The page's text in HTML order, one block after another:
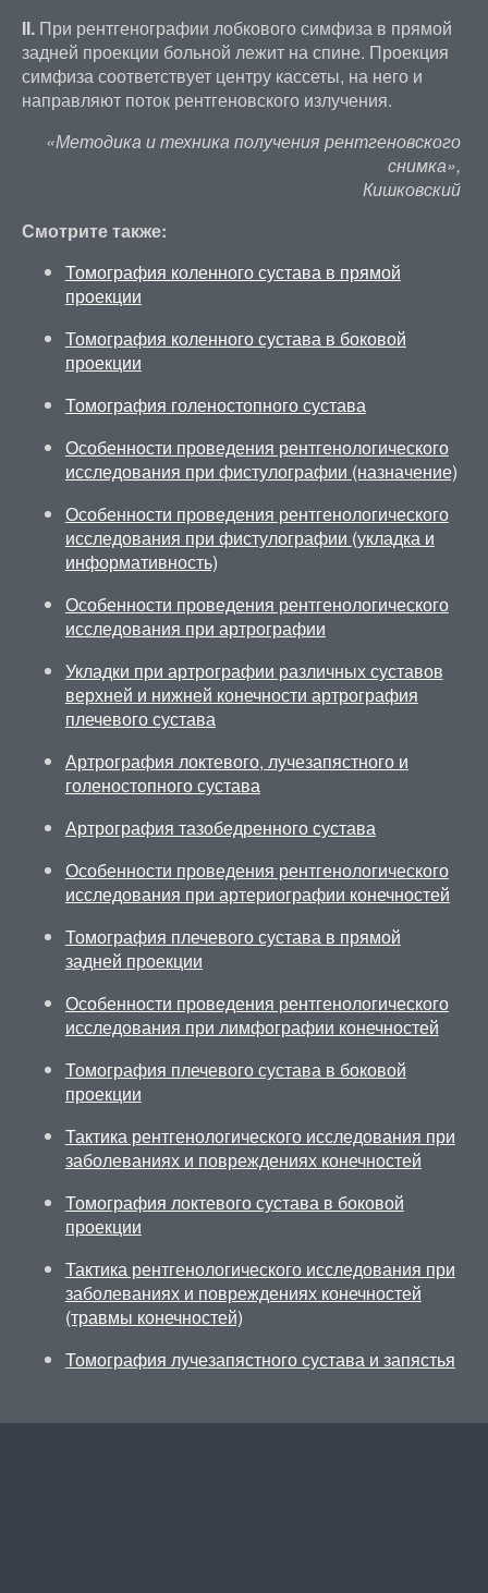
II. При рентгенографии лобкового симфиза в прямой
задней проекции больной лежит на спине. Проекция
симфиза соответствует центру кассеты, на него и
направляют поток рентгеновского излучения.
«Методика и техника получения рентгеновского
снимка»,
Кишковский
Смотрите также:
Томография коленного сустава в прямой
проекции
Томография коленного сустава в боковой
проекции
Томография голеностопного сустава
Особенности проведения рентгенологического
исследования при фистулографии (назначение)
Особенности проведения рентгенологического
исследования при фистулографии (укладка и
информативность)
Особенности проведения рентгенологического
исследования при артрографии
Укладки при артрографии различных суставов
верхней и нижней конечности артрография
плечевого сустава
Артрография локтевого, лучезапястного и
голеностопного сустава
Артрография тазобедренного сустава
Особенности проведения рентгенологического
исследования при артериографии конечностей
Томография плечевого сустава в прямой
задней проекции
Особенности проведения рентгенологического
исследования при лимфографии конечностей
Томография плечевого сустава в боковой
проекции
Тактика рентгенологического исследования при
заболеваниях и повреждениях конечностей
Томография локтевого сустава в боковой
проекции
Тактика рентгенологического исследования при
заболеваниях и повреждениях конечностей
(травмы конечностей)
Томография лучезапястного сустава и запястья